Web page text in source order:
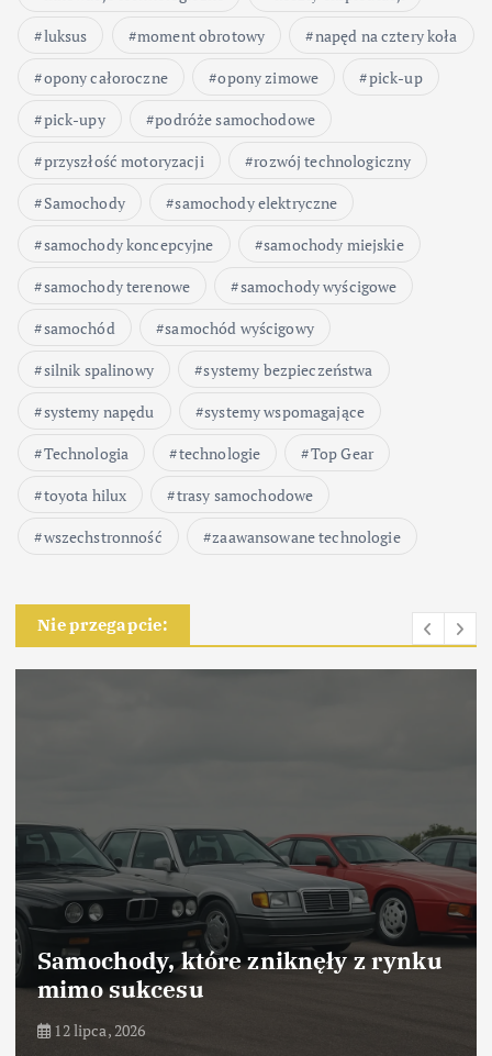
luksus
moment obrotowy
napęd na cztery koła
opony całoroczne
opony zimowe
pick-up
pick-upy
podróże samochodowe
przyszłość motoryzacji
rozwój technologiczny
Samochody
samochody elektryczne
samochody koncepcyjne
samochody miejskie
samochody terenowe
samochody wyścigowe
samochód
samochód wyścigowy
silnik spalinowy
systemy bezpieczeństwa
systemy napędu
systemy wspomagające
Technologia
technologie
Top Gear
toyota hilux
trasy samochodowe
wszechstronność
zaawansowane technologie
Nie przegapcie:
Samochody, które zniknęły z rynku
mimo sukcesu
12 lipca, 2026